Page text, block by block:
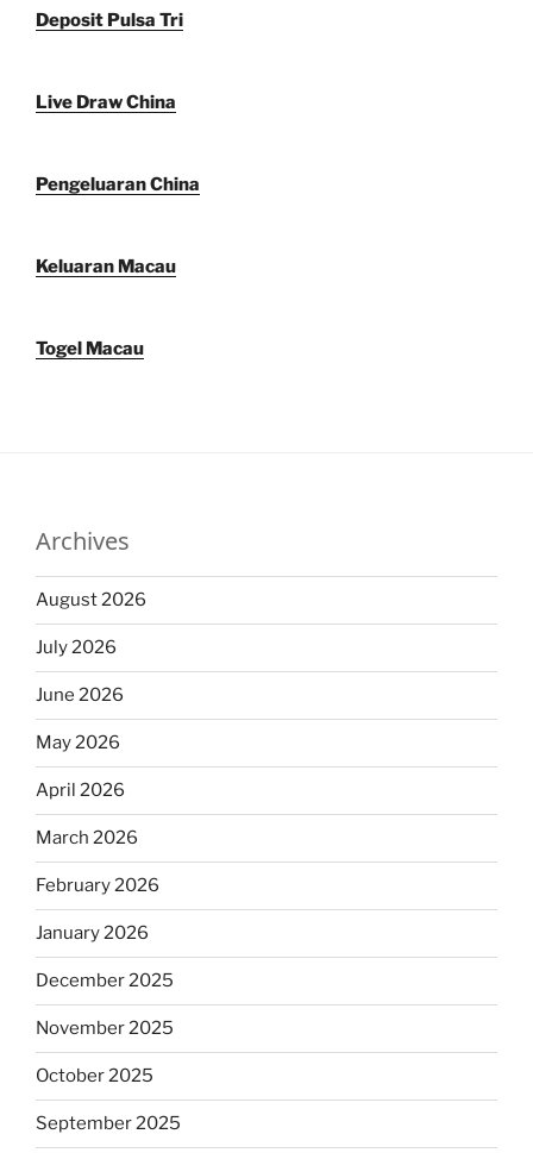
Deposit Pulsa Tri
Live Draw China
Pengeluaran China
Keluaran Macau
Togel Macau
Archives
August 2026
July 2026
June 2026
May 2026
April 2026
March 2026
February 2026
January 2026
December 2025
November 2025
October 2025
September 2025